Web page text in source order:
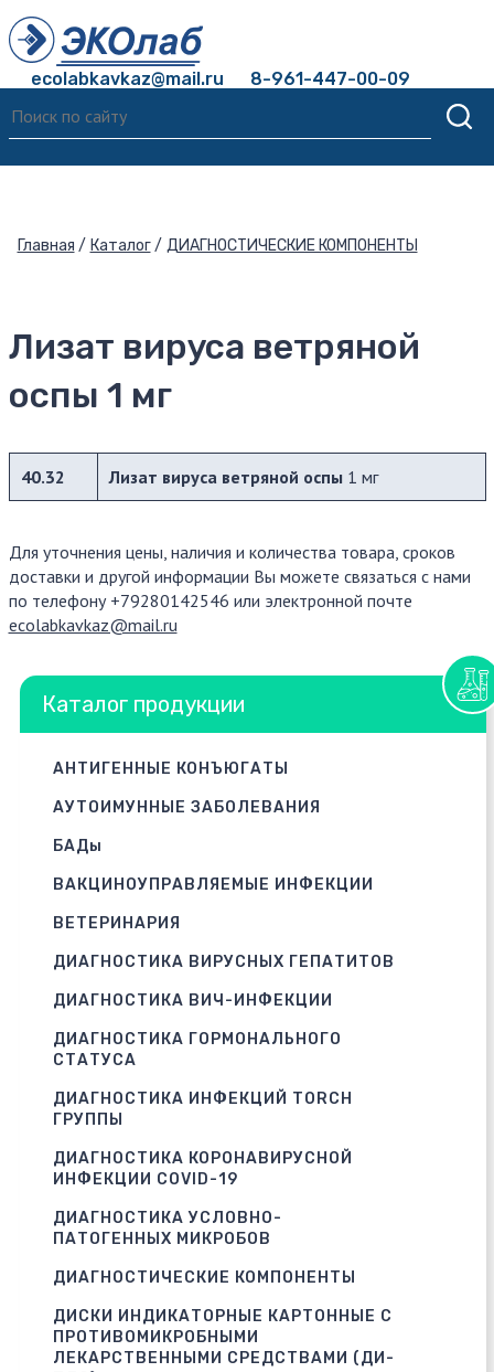
ecolabkavkaz@mail.ru 8-961-447-00-09
Главная Каталог ДИАГНОСТИЧЕСКИЕ КОМПОНЕНТЫ
Лизат вируса ветряной
оспы 1 мг
40.32 Лизат вируса ветряной оспы 1 мг
Для уточнения цены, наличия и количества товара, сроков
доставки и другой информации Вы можете связаться с нами
по телефону +79280142546 или электронной почте
ecolabkavkaz@mail.ru
Каталог продукции
АНТИГЕННЫЕ КОНЪЮГАТЫ
АУТОИМУННЫЕ ЗАБОЛЕВАНИЯ
БАДы
ВАКЦИНОУПРАВЛЯЕМЫЕ ИНФЕКЦИИ
ВЕТЕРИНАРИЯ
ДИАГНОСТИКА ВИРУСНЫХ ГЕПАТИТОВ
ДИАГНОСТИКА ВИЧ-ИНФЕКЦИИ
ДИАГНОСТИКА ГОРМОНАЛЬНОГО
СТАТУСА
ДИАГНОСТИКА ИНФЕКЦИЙ TORCH
ГРУППЫ
ДИАГНОСТИКА КОРОНАВИРУСНОЙ
ИНФЕКЦИИ COVID-19
ДИАГНОСТИКА УСЛОВНО-
ПАТОГЕННЫХ МИКРОБОВ
ДИАГНОСТИЧЕСКИЕ КОМПОНЕНТЫ
ДИСКИ ИНДИКАТОРНЫЕ КАРТОННЫЕ С
ПРОТИВОМИКРОБНЫМИ
ЛЕКАРСТВЕННЫМИ СРЕДСТВАМИ (ДИ-